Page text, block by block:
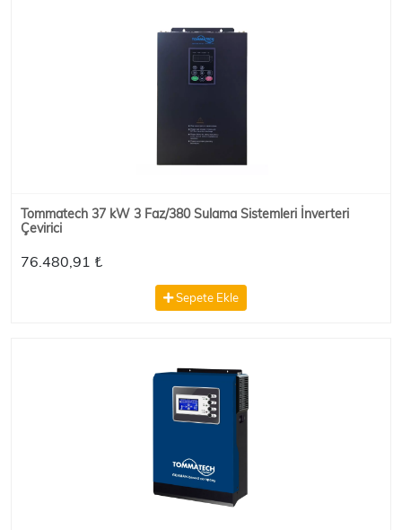
Tommatech 37 kW 3 Faz/380 Sulama Sistemleri İnverteri
Çevirici
76.480,91 ₺
Sepete Ekle